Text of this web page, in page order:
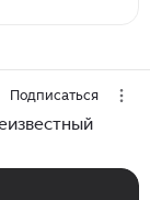
Подписаться